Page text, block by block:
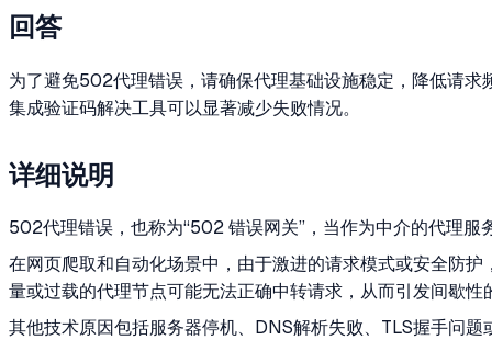
回答
为了避免502代理错误，请确保代理基础设施稳定，降低请
集成验证码解决工具可以显著减少失败情况。
详细说明
502代理错误，也称为“502 错误网关”，当作为中介的代理
在网页爬取和自动化场景中，由于激进的请求模式或安全防
量或过载的代理节点可能无法正确中转请求，从而引发间歇
其他技术原因包括服务器停机、DNS解析失败、TLS握手问